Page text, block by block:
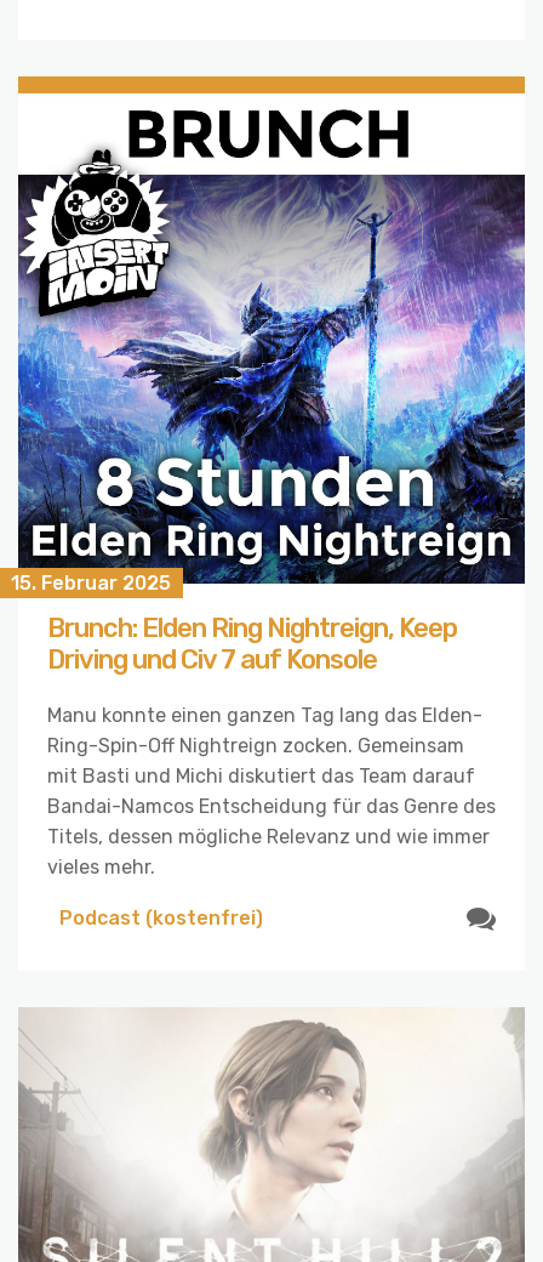
15. Februar 2025
Brunch: Elden Ring Nightreign, Keep
Driving und Civ 7 auf Konsole
Manu konnte einen ganzen Tag lang das Elden-
Ring-Spin-Off Nightreign zocken. Gemeinsam
mit Basti und Michi diskutiert das Team darauf
Bandai-Namcos Entscheidung für das Genre des
Titels, dessen mögliche Relevanz und wie immer
vieles mehr.
Podcast (kostenfrei)